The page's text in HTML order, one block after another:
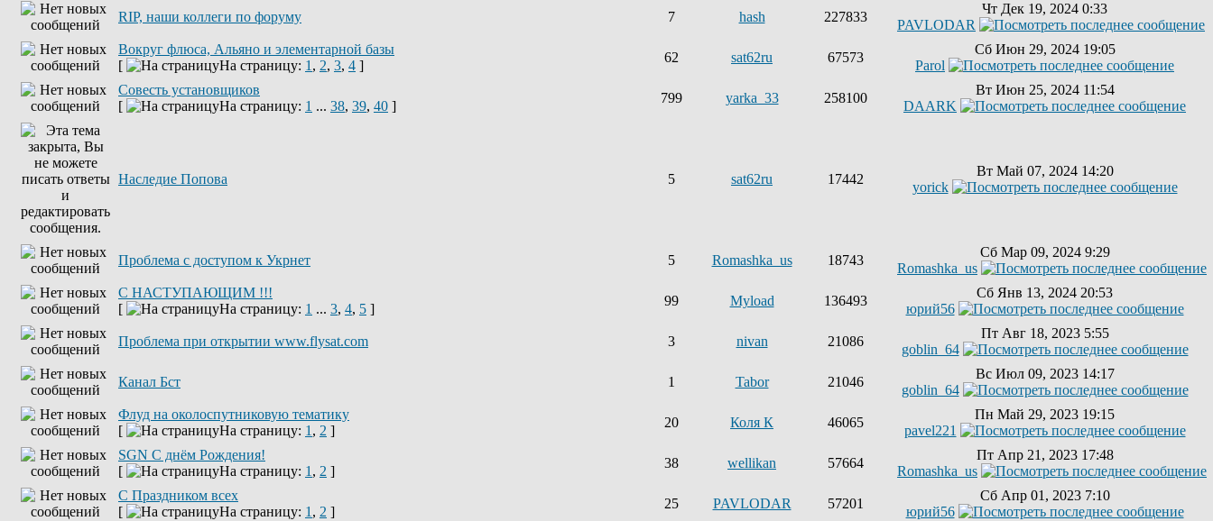
RIP, наши коллеги по форуму 7 hash 227833
Чт Дек 19, 2024 0:33
PAVLODAR
Вокруг флюса, Альяно и элементарной базы
[
На страницу: 1 , 2, 3, 4 ]
62 sat62ru 67573
Сб Июн 29, 2024 19:05
Parol
Совесть установщиков
[
На страницу: 1 ... 38, 39, 40 ]
799 yarka_33 258100
Вт Июн 25, 2024 11:54
DAARK
Наследие Попова 5 sat62ru 17442
Вт Май 07, 2024 14:20
yorick
Проблема с доступом к Укрнет 5 Romashka_us 18743
Сб Мар 09, 2024 9:29
Romashka_us
С НАСТУПАЮЩИМ !!!
[
На страницу: 1 ... 3, 4, 5 ]
99 Myload 136493
Сб Янв 13, 2024 20:53
юрий56
Проблема при открытии www.flysat.com 3 nivan 21086
Пт Авг 18, 2023 5:55
goblin_64
Канал Бст 1 Tabor 21046
Вс Июл 09, 2023 14:17
goblin_64
Флуд на околоспутниковую тематику
[
На страницу: 1 , 2 ]
20 Коля К 46065
Пн Май 29, 2023 19:15
pavel221
SGN C днём Рождения!
[
На страницу: 1 , 2 ]
38 wellikan 57664
Пт Апр 21, 2023 17:48
Romashka_us
С Праздником всех
[
На страницу: 1 , 2 ]
25 PAVLODAR 57201
Сб Апр 01, 2023 7:10
юрий56